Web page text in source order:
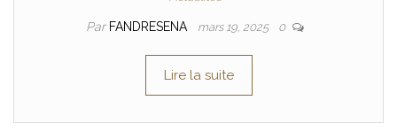
Par FANDRESENA mars 19, 2025 0
Lire la suite